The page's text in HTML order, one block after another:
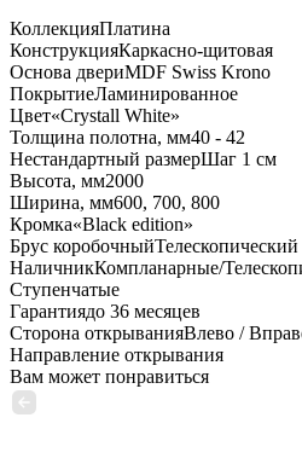
КоллекцияПлатина
КонструкцияКаркасно-щитовая
Основа двериMDF Swiss Krono
ПокрытиеЛаминированное
Цвет«Crystall White»
Толщина полотна, мм40 - 42
Нестандартный размерШаг 1 см
Высота, мм2000
Ширина, мм600, 700, 800
Кромка«Black edition»
Брус коробочный
НаличникКомпланарные/
Ступенчатые
Гарантиядо 36 месяцев
Сторона открыванияВлево /
Направление открывания
Вам может понравиться